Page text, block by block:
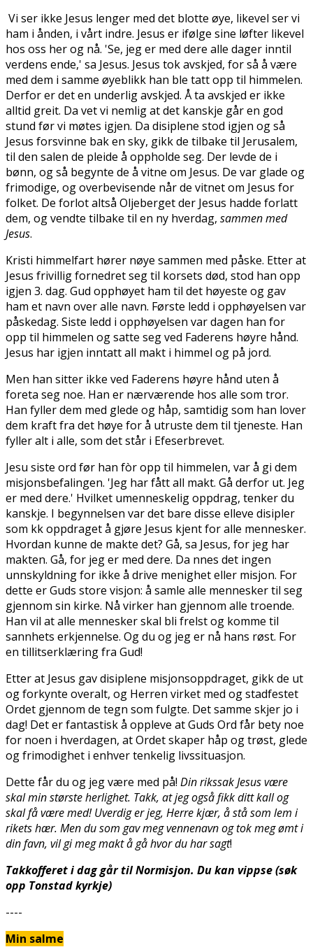
Vi ser ikke Jesus lenger med det blotte øye, likevel ser vi
ham i ånden, i vårt indre. Jesus er ifølge sine løfter likevel
hos oss her og nå. 'Se, jeg er med dere alle dager inntil
verdens ende,' sa Jesus. Jesus tok avskjed, for så å være
med dem i samme øyeblikk han ble tatt opp til himmelen.
Derfor er det en underlig avskjed. Å ta avskjed er ikke
alltid greit. Da vet vi nemlig at det kanskje går en god
stund før vi møtes igjen. Da disiplene stod igjen og så
Jesus forsvinne bak en sky, gikk de tilbake til Jerusalem,
til den salen de pleide å oppholde seg. Der levde de i
bønn, og så begynte de å vitne om Jesus. De var glade og
frimodige, og overbevisende når de vitnet om Jesus for
folket. De forlot altså Oljeberget der Jesus hadde forlatt
dem, og vendte tilbake til en ny hverdag, sammen med
Jesus.
Kristi himmelfart hører nøye sammen med påske. Etter at
Jesus frivillig fornedret seg til korsets død, stod han opp
igjen 3. dag. Gud opphøyet ham til det høyeste og gav
ham et navn over alle navn. Første ledd i opphøyelsen var
påskedag. Siste ledd i opphøyelsen var dagen han for
opp til himmelen og satte seg ved Faderens høyre hånd.
Jesus har igjen inntatt all makt i himmel og på jord.
Men han sitter ikke ved Faderens høyre hånd uten å
foreta seg noe. Han er nærværende hos alle som tror.
Han fyller dem med glede og håp, samtidig som han lover
dem kraft fra det høye for å utruste dem til tjeneste. Han
fyller alt i alle, som det står i Efeserbrevet.
Jesu siste ord før han fòr opp til himmelen, var å gi dem
misjonsbefalingen. 'Jeg har fått all makt. Gå derfor ut. Jeg
er med dere.' Hvilket umenneskelig oppdrag, tenker du
kanskje. I begynnelsen var det bare disse elleve disipler
som fikk oppdraget å gjøre Jesus kjent for alle mennesker.
Hvordan kunne de makte det? Gå, sa Jesus, for jeg har
makten. Gå, for jeg er med dere. Da finnes det ingen
unnskyldning for ikke å drive menighet eller misjon. For
dette er Guds store visjon: å samle alle mennesker til seg
gjennom sin kirke. Nå virker han gjennom alle troende.
Han vil at alle mennesker skal bli frelst og komme til
sannhets erkjennelse. Og du og jeg er nå hans røst. For
en tillitserklæring fra Gud!
Etter at Jesus gav disiplene misjonsoppdraget, gikk de ut
og forkynte overalt, og Herren virket med og stadfestet
Ordet gjennom de tegn som fulgte. Det samme skjer jo i
dag! Det er fantastisk å oppleve at Guds Ord får bety noe
for noen i hverdagen, at Ordet skaper håp og trøst, glede
og frimodighet i enhver tenkelig livssituasjon.
Dette får du og jeg være med på! Din rikssak Jesus være
skal min største herlighet. Takk, at jeg også fikk ditt kall og
skal få være med! Uverdig er jeg, Herre kjær, å stå som lem i
rikets hær. Men du som gav meg vennenavn og tok meg ømt i
din favn, vil gi meg makt å gå hvor du har sagt!
Takkofferet i dag går til Normisjon. Du kan vippse (søk
opp Tonstad kyrkje)
----
Min salme